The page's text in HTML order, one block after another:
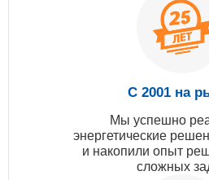
С 2001 на
Мы успешно
энергетические
и накопили опыт
сложных